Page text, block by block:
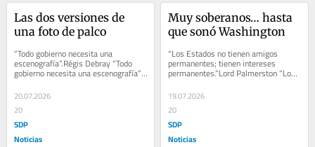
Las dos versiones de
una foto de palco
“Todo gobierno necesita una
escenografía”.Régis Debray “Todo
gobierno necesita una escenografía”.
“Toda fotografía es un certificado
de...
20.07.2026
20
SDP
Noticias
Muy soberanos… hasta
que sonó Washington
“Los Estados no tienen amigos
permanentes; tienen intereses
permanentes.”Lord Palmerston “Los
Estados no tienen amigos
permanentes; tienen...
19.07.2026
20
SDP
Noticias